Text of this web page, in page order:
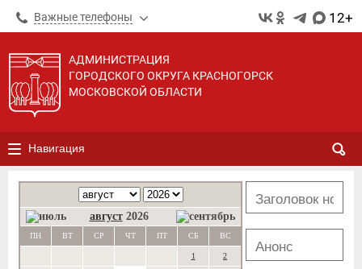
Важные телефоны 12+
АДМИНИСТРАЦИЯ
ГОРОДСКОГО ОКРУГА КРАСНОГОРСК
МОСКОВСКОЙ ОБЛАСТИ
Навигация
август 2026
ПН ВТ СР ЧТ ПТ СБ ВС
1 2